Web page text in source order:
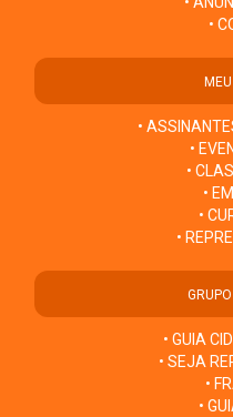
•
•
•
•
•
•
•
• GUIA
• SEJA
•
•